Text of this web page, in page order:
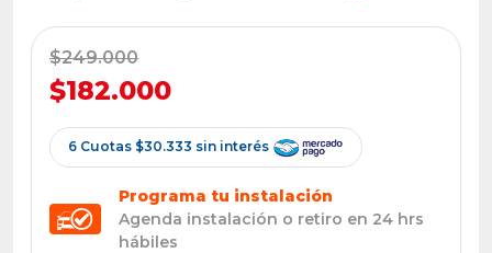
$249.000
$182.000
6 Cuotas $30.333 sin interés
Programa tu instalación
Agenda instalación o retiro en 24 hrs
hábiles